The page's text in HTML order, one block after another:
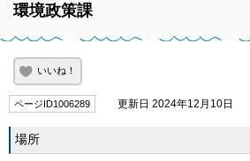
環境政策課
いいね！
ページID1006289 更新日 2024年12月10日
場所